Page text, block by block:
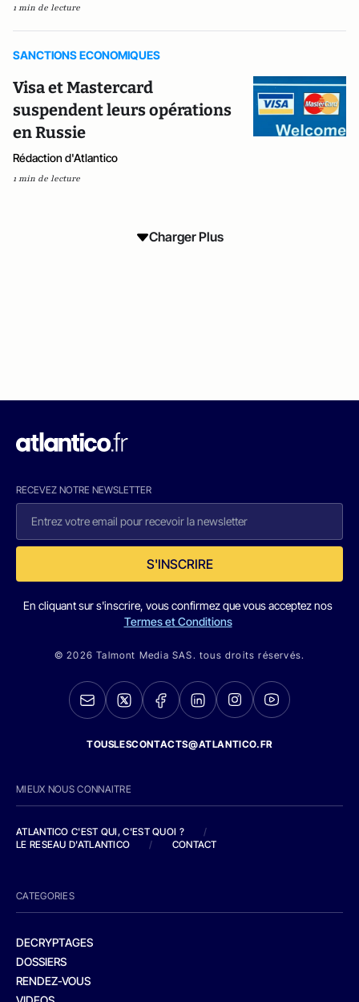
1 min de lecture
SANCTIONS ECONOMIQUES
Visa et Mastercard
suspendent leurs opérations
en Russie
Rédaction d'Atlantico
1 min de lecture
Charger Plus
RECEVEZ NOTRE NEWSLETTER
S'INSCRIRE
En cliquant sur s'inscrire, vous confirmez que vous acceptez nos
Termes et Conditions
© 2026 Talmont Media SAS. tous droits réservés.
TOUSLESCONTACTS@ATLANTICO.FR
MIEUX NOUS CONNAITRE
ATLANTICO C'EST QUI, C'EST QUOI ?
/
LE RESEAU D'ATLANTICO
/ CONTACT
CATEGORIES
DECRYPTAGES
DOSSIERS
RENDEZ-VOUS